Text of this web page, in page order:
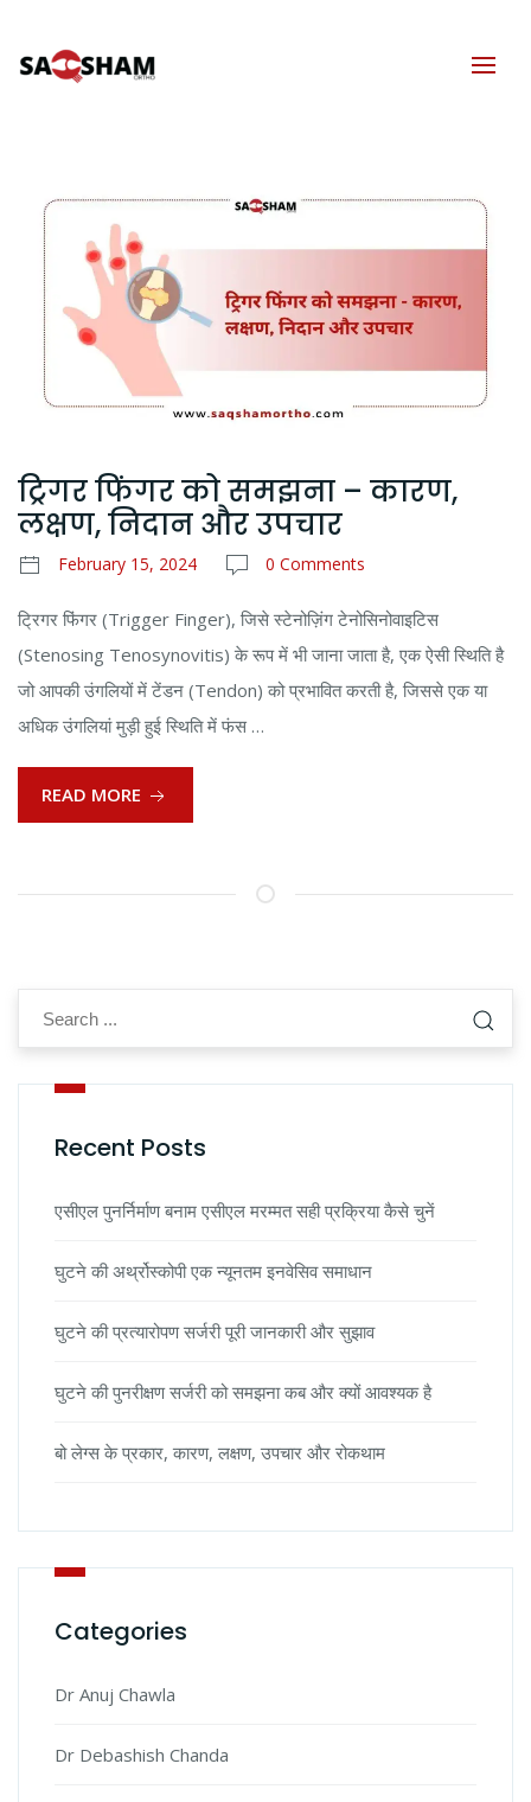
ट्रिगर फिंगर को समझना – कारण,
लक्षण, निदान और उपचार
February 15, 2024 0 Comments
ट्रिगर फिंगर (Trigger Finger), जिसे स्टेनोज़िंग टेनोसिनोवाइटिस
(Stenosing Tenosynovitis) के रूप में भी जाना जाता है, एक ऐसी स्थिति है
जो आपकी उंगलियों में टेंडन (Tendon) को प्रभावित करती है, जिससे एक या
अधिक उंगलियां मुड़ी हुई स्थिति में फंस …
READ MORE
Recent Posts
एसीएल पुनर्निर्माण बनाम एसीएल मरम्मत सही प्रक्रिया कैसे चुनें
घुटने की अर्थ्रोस्कोपी एक न्यूनतम इनवेसिव समाधान
घुटने की प्रत्यारोपण सर्जरी पूरी जानकारी और सुझाव
घुटने की पुनरीक्षण सर्जरी को समझना कब और क्यों आवश्यक है
बो लेग्स के प्रकार, कारण, लक्षण, उपचार और रोकथाम
Categories
Dr Anuj Chawla
Dr Debashish Chanda